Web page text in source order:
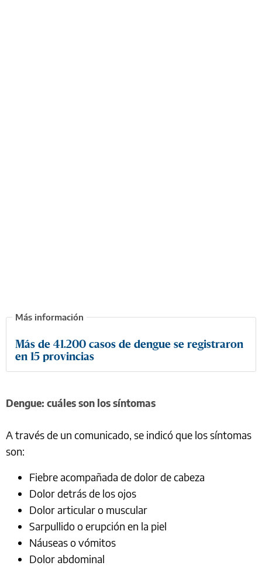
Más de 41.200 casos de dengue se registraron
en 15 provincias
Dengue: cuáles son los síntomas
A través de un comunicado, se indicó que los síntomas
son:
Fiebre acompañada de dolor de cabeza
Dolor detrás de los ojos
Dolor articular o muscular
Sarpullido o erupción en la piel
Náuseas o vómitos
Dolor abdominal